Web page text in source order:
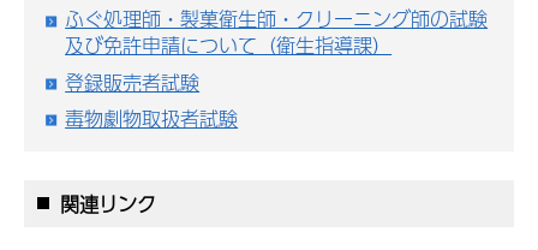
ふぐ処理師・製菓衛生師・クリーニング師の試験
及び免許申請について（衛生指導課）
登録販売者試験
毒物劇物取扱者試験
関連リンク